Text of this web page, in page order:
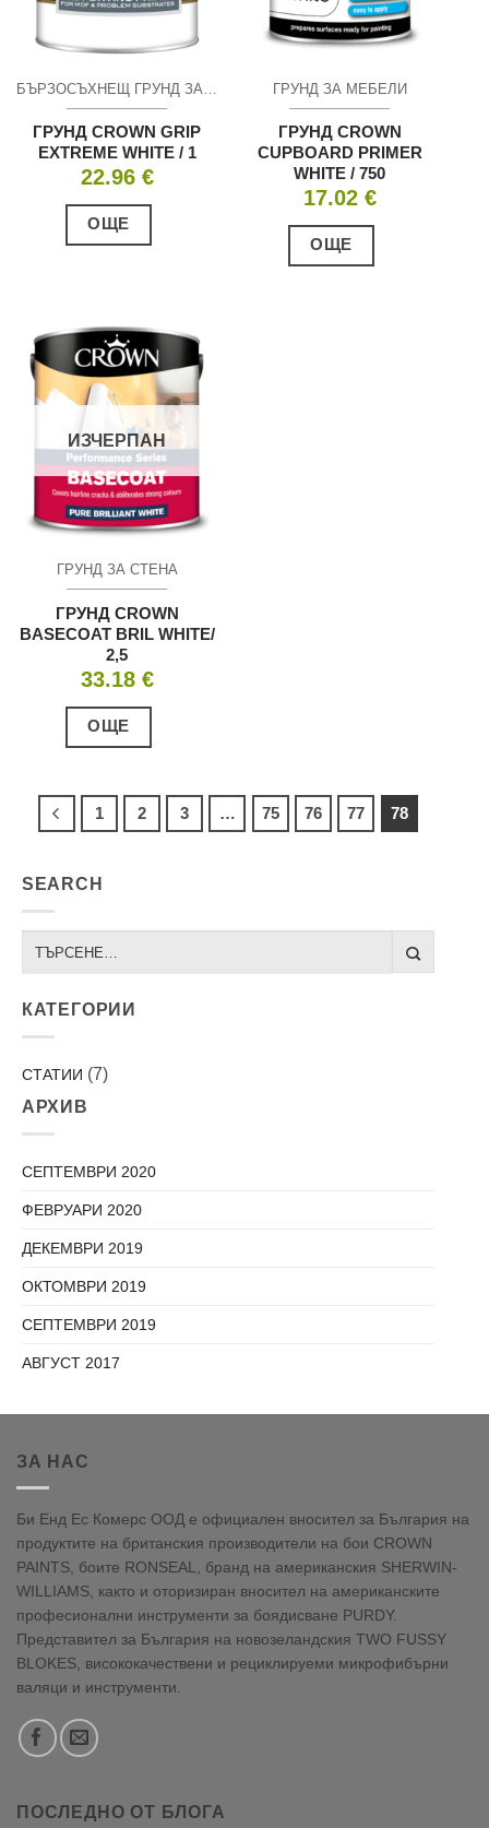
ГРУНД CROWN GRIP
EXTREME WHITE / 1
22.96 €
ОЩЕ
ГРУНД ЗА МЕБЕЛИ
ГРУНД CROWN
CUPBOARD PRIMER
WHITE / 750
17.02 €
ОЩЕ
ИЗЧЕРПАН
ГРУНД ЗА СТЕНА
ГРУНД CROWN
BASECOAT BRIL WHITE/
2,5
33.18 €
ОЩЕ
1 2 3 … 75 76 77 78
SEARCH
КАТЕГОРИИ
СТАТИИ (7)
АРХИВ
СЕПТЕМВРИ 2020
ФЕВРУАРИ 2020
ДЕКЕМВРИ 2019
ОКТОМВРИ 2019
СЕПТЕМВРИ 2019
АВГУСТ 2017
ЗА НАС
Би Енд Ес Комерс ООД е официален вносител за България на
продуктите на британския производители на бои CROWN
PAINTS, боите RONSEAL, бранд на американския SHERWIN-
WILLIAMS, както и оторизиран вносител на американските
професионални инструменти за боядисване PURDY.
Представител за България на новозеландския TWO FUSSY
BLOKES, висококачествени и рециклируеми микрофибърни
валяци и инструменти.
ПОСЛЕДНО ОТ БЛОГА